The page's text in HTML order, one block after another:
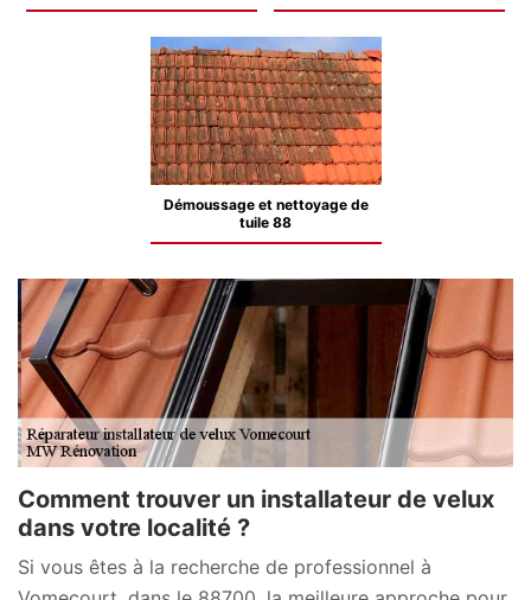
Démoussage et nettoyage de
tuile 88
Comment trouver un installateur de velux
dans votre localité ?
Si vous êtes à la recherche de professionnel à